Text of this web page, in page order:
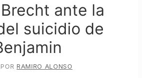
ante la
suicidio de
PORRAMIRO ALONSO